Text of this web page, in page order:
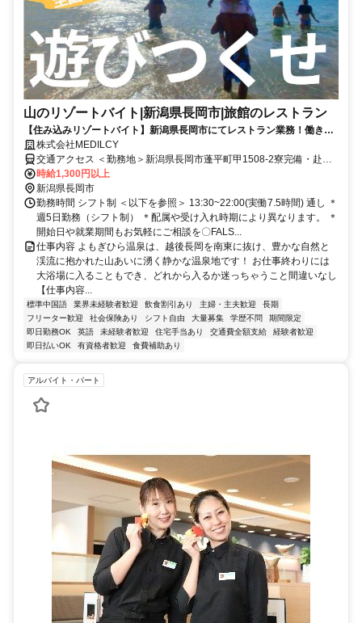
山のリゾートバイト|新潟県長岡市|旅館のレストラン
【住み込みリゾートバイト】新潟県長岡市にてレストラン業務！働きや
すい通しシフトで毎日充実！ 勤務期間：3か月程度
株式会社MEDILCY
交通アクセス ＜勤務地＞新潟県長岡市蓬平町甲1508-2寮完備・赴任
交通費支給！◆寮完備◆日払い最大90％対応◆最短"当日"にお仕事ご
紹介
時給1,300円以上
新潟県長岡市
勤務時間 シフト制 ＜以下を参照＞ 13:30~22:00(実働7.5時間) 通し ＊
週5日勤務（シフト制） ＊配属や受け入れ時期により異なります。 ＊
開始日や就業期間もお気軽にご相談を〇FALS...
仕事内容 よもぎひら温泉は、越後長岡を南東に抜け、豊かな自然と
渓流に抱かれた山あいに湧く静かな温泉地です！ お仕事終わりには
大浴場に入ることもでき、どれから入るか迷っちゃうこと間違いなし
【仕事内容...
標準中国語 業界未経験者歓迎 飲食割引あり 主婦・主夫歓迎
長期
フリーター歓迎
社会保険あり シフト自由 大量募集 学歴不問
期間限定
即日勤務OK
英語 未経験者歓迎 住宅手当あり 交通費全額支給
経験者歓迎
即日払いOK
有資格者歓迎 食費補助あり
アルバイト・パート